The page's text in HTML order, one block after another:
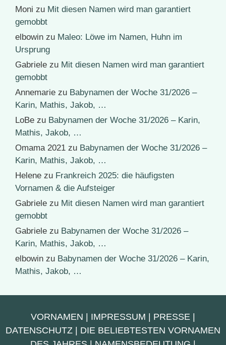
Moni zu Mit diesen Namen wird man garantiert
gemobbt
elbowin zu Maleo: Löwe im Namen, Huhn im
Ursprung
Gabriele zu Mit diesen Namen wird man garantiert
gemobbt
Annemarie zu Babynamen der Woche 31/2026 –
Karin, Mathis, Jakob, …
LoBe zu Babynamen der Woche 31/2026 – Karin,
Mathis, Jakob, …
Omama 2021 zu Babynamen der Woche 31/2026 –
Karin, Mathis, Jakob, …
Helene zu Frankreich 2025: die häufigsten
Vornamen & die Aufsteiger
Gabriele zu Mit diesen Namen wird man garantiert
gemobbt
Gabriele zu Babynamen der Woche 31/2026 –
Karin, Mathis, Jakob, …
elbowin zu Babynamen der Woche 31/2026 – Karin,
Mathis, Jakob, …
VORNAMEN IMPRESSUM PRESSE
DATENSCHUTZ
DIE BELIEBTESTEN VORNAMEN